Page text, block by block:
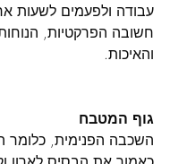
עבודה ולפעמים לשעות
חשובה הפרקטיות,
והאיכות.
גוף המטבח
השכבה הפנימית, כלומר